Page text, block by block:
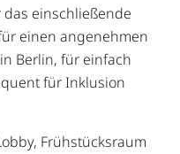
das einschließende
einen angenehmen
Berlin, für einfach
für Inklusion
Frühstücksraum